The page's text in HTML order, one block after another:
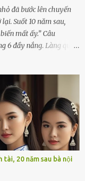
đã bước lên chuyến
Suốt 10 năm sau,
mất ấy.” Câu
6 đầy nắng. Làng quê
ông điềm đạm, ít nói,
lý cho chuyến đi biển
nghỉ ngơi nhé, anh đưa
nghịch cát. Về chắc nó
– Ông Minh cười
gái ríu rít chuẩn bị mà
bận buôn bán ở chợ,
lấy mẹ trước khi đi:
xe khách lăn
20 năm sau bà nội